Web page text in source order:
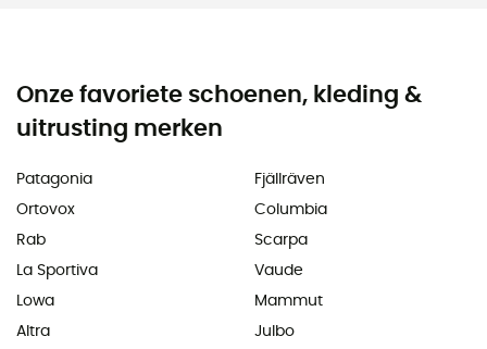
Onze favoriete schoenen, kleding &
uitrusting merken
Patagonia
Ortovox
Rab
La Sportiva
Lowa
Altra
Fjällräven
Columbia
Scarpa
Vaude
Mammut
Julbo